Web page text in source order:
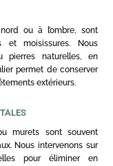
ou à l’ombre, sont
et moisissures. Nous
pierres naturelles, en
permet de conserver
extérieurs.
murets sont souvent
Nous intervenons sur
pour éliminer en